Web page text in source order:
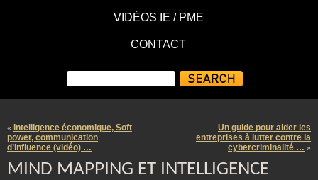
VIDÉOS IE / PME
CONTACT
«
Intelligence économique, Soft
power, communication
d’influence (vidéo) …
Un guide pour aider les
entreprises à lutter contre la
cybercriminalité … »
MIND MAPPING ET INTELLIGENCE